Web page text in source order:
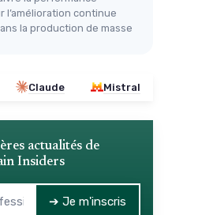
l’amélioration continue
la production de masse
Claude Mistral
actualités de
Insiders
➔ Je m'inscris